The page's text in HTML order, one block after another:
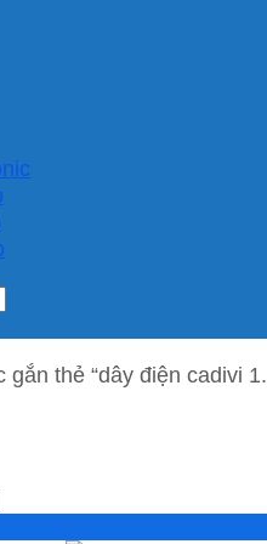
thẻ “dây điện cadivi